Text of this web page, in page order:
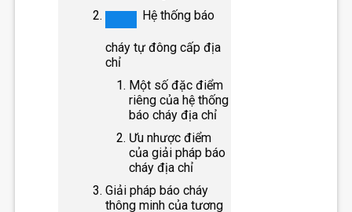
Hệ thống báo
cháy tự đông cấp địa
chỉ
Một số đặc điểm
riêng của hệ thống
báo cháy địa chỉ
Ưu nhược điểm
của giải pháp báo
cháy địa chỉ
Giải pháp báo cháy
thông minh của tương